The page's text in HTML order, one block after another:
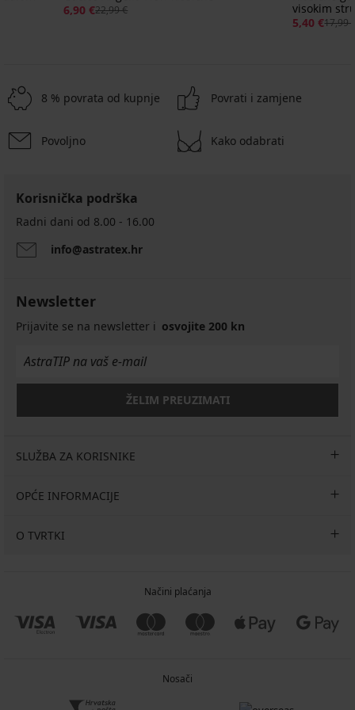
6,90 €22,99 €
visokim
5,40 €17,99
8 % povrata od kupnje Povrati i zamjene
Povoljno Kako odabrati
Korisnička podrška
Radni dani od 8.00 - 16.00
info@astratex.hr
Newsletter
Prijavite se na newsletter i osvojite 200 kn
ŽELIM PREUZIMATI
SLUŽBA ZA KORISNIKE
OPĆE INFORMACIJE
O TVRTKI
Načini plaćanja
Nosači